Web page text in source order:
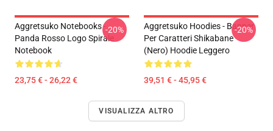
Aggretsuko Notebooks -
Panda Rosso Logo Spirale
Notebook
23,75 € - 26,22 €
-20%
Aggretsuko Hoodies - Banner
Per Caratteri Shikabane
(nero) Hoodie Leggero
39,51 € - 45,95 €
-20%
VISUALIZZA ALTRO